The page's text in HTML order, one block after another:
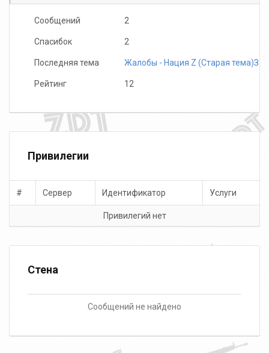
Сообщений 2
Спасибок 2
Последняя тема Жалобы - Нация Z (Старая
Рейтинг 12
Привилегии
# Сервер Идентификатор Услуги
Привилегий нет
Стена
Сообщений не найдено